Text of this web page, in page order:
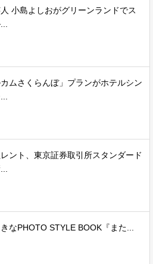
小島よしおがグリーンランドでス
カムさくらんぼ」プランがホテルシン
ント、東京証券取引所スタンダード
なPHOTO STYLE BOOK『また...